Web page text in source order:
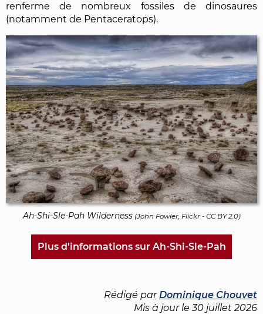
renferme de nombreux fossiles de dinosaures
(notamment de Pentaceratops).
Ah-Shi-Sle-Pah Wilderness(John Fowler, Flickr- CC BY 2.0)
Plus d'informations sur Ah-Shi-Sle-Pah
Rédigé par Dominique Chouvet
Mis à jour le30 juillet 2026